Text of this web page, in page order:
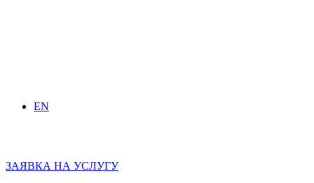
EN
ЗАЯВКА НА УСЛУГУ